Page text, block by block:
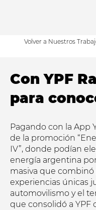
Volver a Nuestros
Con YPF
para
Pagando con la App
de la promoción
IV”, donde podían
energía argentina
masiva que combinó
experiencias únicas
automovilismo y el
que consolidó a YPF